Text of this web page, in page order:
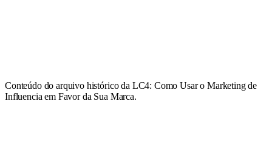
Conteúdo do arquivo histórico da LC4: Como Usar o Marketing de
Influencia em Favor da Sua Marca.